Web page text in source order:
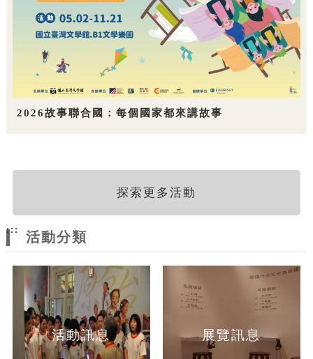
2026故事聯合國：每個國家都來講故事
探索更多活動
:::
活動分類
活動訊息 展覽訊息